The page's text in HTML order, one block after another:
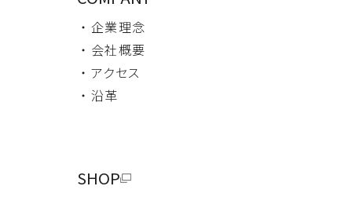
・ 企業理念
・ 会社概要
・ アクセス
・ 沿革
SHOP